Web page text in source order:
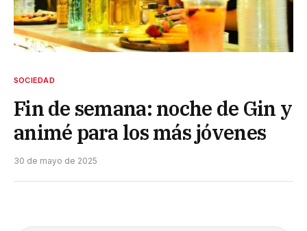
SOCIEDAD
Fin de semana: noche de Gin y
animé para los más jóvenes
30 de mayo de 2025